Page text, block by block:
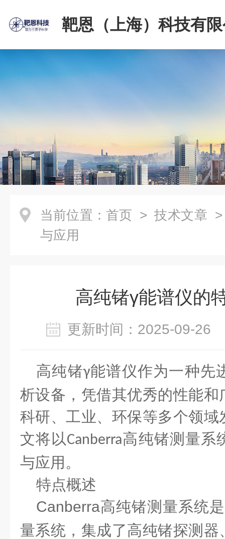
靶恩（上海）科技有
当前位置： 首页 > 技术文章
与应用
高纯锗γ能谱仪的
更新时间：2025-09-
高纯锗γ能谱仪作为一种先
析设备，凭借其优秀的性能
科研、工业、环保等多个领
文将以Canberra高纯锗测量系
与应用。
特点概述
Canberra高纯锗测量系统
量系统，集成了高纯锗探测